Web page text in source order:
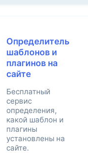
Определитель
шаблонов и
плагинов на
сайте
Бесплатный
сервис
определения,
какой шаблон и
плагины
установлены на
сайте.